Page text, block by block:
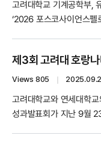
고려대학교 기계공학부,
‘2026 포스코사이언스
치열한 경쟁률을 기록했
잠재력을 높이 평가받아
Views 805 ｜
고려대학교와 연세대학
성과발표회가 지난 9월